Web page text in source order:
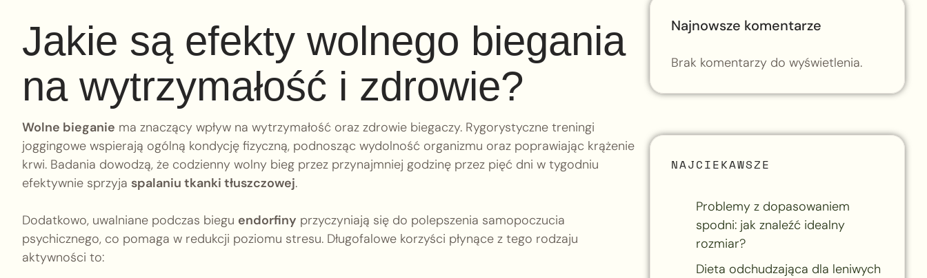
Jakie są efekty wolnego biegania
na wytrzymałość i zdrowie?
Wolne bieganie ma znaczący wpływ na wytrzymałość oraz zdrowie biegaczy. Rygorystyczne treningi
joggingowe wspierają ogólną kondycję fizyczną, podnosząc wydolność organizmu oraz poprawiając krążenie
krwi. Badania dowodzą, że codzienny wolny bieg przez przynajmniej godzinę przez pięć dni w tygodniu
efektywnie sprzyja spalaniu tkanki tłuszczowej.
Dodatkowo, uwalniane podczas biegu endorfiny przyczyniają się do polepszenia samopoczucia
psychicznego, co pomaga w redukcji poziomu stresu. Długofalowe korzyści płynące z tego rodzaju
aktywności to:
Najnowsze komentarze
Brak komentarzy do wyświetlenia.
NAJCIEKAWSZE
Problemy z dopasowaniem
spodni: jak znaleźć idealny
rozmiar?
Dieta odchudzająca dla leniwych